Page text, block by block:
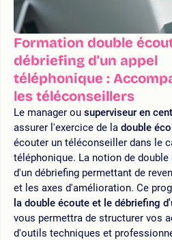
Formation double
débriefing d'un appel
téléphonique :
les téléconseillers
Le manager ou superviseur en
assurer l'exercice de la double
écouter un téléconseiller dans le
téléphonique. La notion de
d'un débriefing permettant de
et les axes d'amélioration. Ce
la double écoute et le débriefing
vous permettra de structurer vos
d'outils techniques et